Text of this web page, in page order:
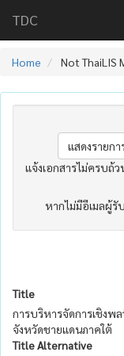
TDC
Home Not ThaiLIS
แจ้งเอกสารไม่ครบถ้
หากไม่มีอีเมลผู้รั
Title
การบริหารจัดการเชิงพ
จังหวัดชายแดนภาคใต้
Title Alternative